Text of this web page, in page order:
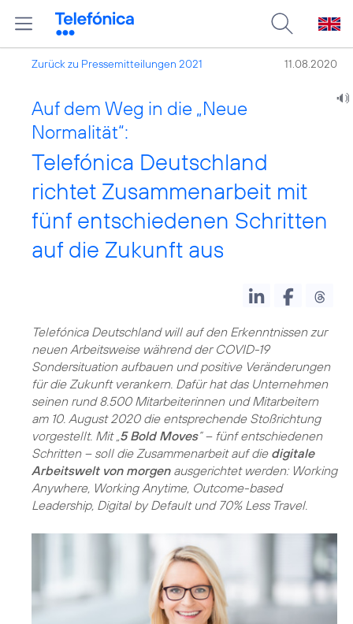
Zurück zu Pressemitteilungen 2021 11.08.2020
Auf dem Weg in die „Neue
Normalität“:
Telefónica Deutschland
richtet Zusammenarbeit mit
fünf entschiedenen Schritten
auf die Zukunft aus
Telefónica Deutschland will auf den Erkenntnissen zur
neuen Arbeitsweise während der COVID-19
Sondersituation aufbauen und positive Veränderungen
für die Zukunft verankern. Dafür hat das Unternehmen
seinen rund 8.500 Mitarbeiterinnen und Mitarbeitern
am 10. August 2020 die entsprechende Stoßrichtung
vorgestellt. Mit „5 Bold Moves“ – fünf entschiedenen
Schritten – soll die Zusammenarbeit auf die digitale
Arbeitswelt von morgenausgerichtet werden: Working
Anywhere, Working Anytime, Outcome-based
Leadership, Digital by Default und 70% Less Travel.